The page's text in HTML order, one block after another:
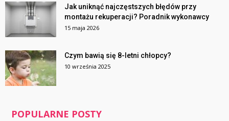
Jak uniknąć najczęstszych błędów przy
montażu rekuperacji? Poradnik wykonawcy
15 maja 2026
Czym bawią się 8-letni chłopcy?
10 września 2025
POPULARNE POSTY